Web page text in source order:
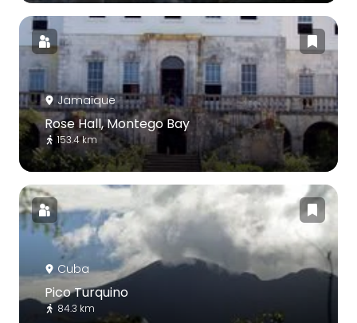
Jamaïque
Rose Hall, Montego Bay
153.4 km
Cuba
Pico Turquino
84.3 km